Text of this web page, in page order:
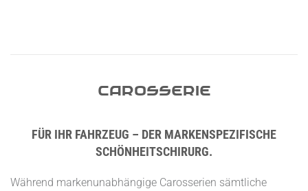
Carosserie
FÜR IHR FAHRZEUG – DER MARKENSPEZIFISCHE
SCHÖNHEITSCHIRURG.
Während markenunabhängige Carosserien sämtliche